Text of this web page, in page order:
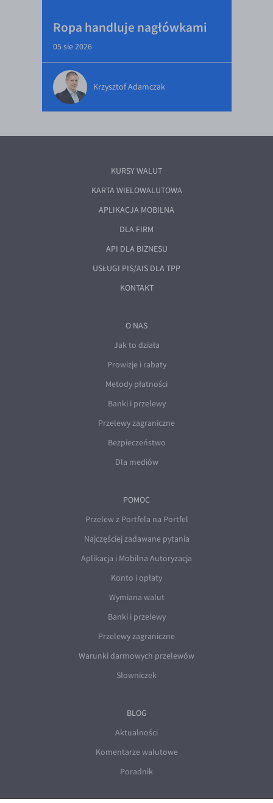
Ropa handluje nagłówkami
05 sie 2026
Krzysztof Adamczak
KURSY WALUT
KARTA WIELOWALUTOWA
APLIKACJA MOBILNA
DLA FIRM
API DLA BIZNESU
USŁUGI PIS/AIS DLA TPP
KONTAKT
O NAS
Jak to działa
Prowizje i rabaty
Metody płatności
Banki i przelewy
Przelewy zagraniczne
Bezpieczeństwo
Dla mediów
POMOC
Przelew z Portfela na Portfel
Najczęściej zadawane pytania
Aplikacja i Mobilna Autoryzacja
Konto i opłaty
Wymiana walut
Banki i przelewy
Przelewy zagraniczne
Warunki darmowych przelewów
Słowniczek
BLOG
Aktualności
Komentarze walutowe
Poradnik